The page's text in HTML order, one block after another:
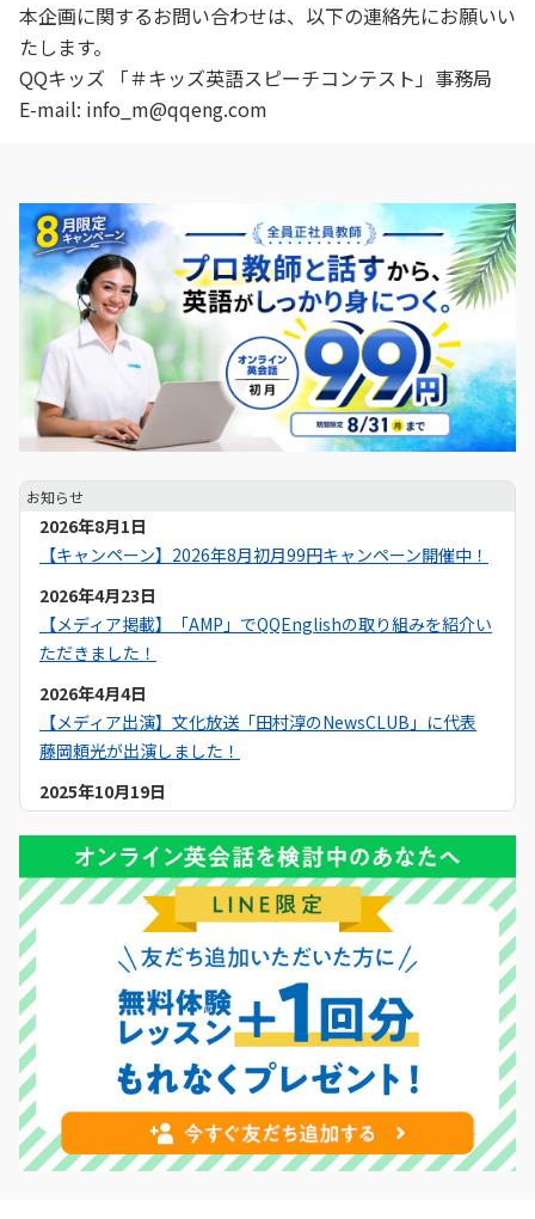
本企画に関するお問い合わせは、以下の連絡先にお願いい
たします。
QQキッズ 「＃キッズ英語スピーチコンテスト」事務局
E-mail: info_m@qqeng.com
お知らせ
2026年8月1日
【キャンペーン】2026年8月初月99円キャンペーン開催中！
2026年4月23日
【メディア掲載】「AMP」でQQEnglishの取り組みを紹介い
ただきました！
2026年4月4日
【メディア出演】文化放送「田村淳のNewsCLUB」に代表
藤岡頼光が出演しました！
2025年10月19日
について紹介いただきました！
2025年9月19日
【メディア掲載】NNA ASIAでQQEnglishのセブ島留学につ
いて紹介いただきました！
2025年9月6日
【メディア掲載】日本経済新聞でQQEnglishのセブ島留学に
ついて紹介いただきました！
2025年9月1日
【キャンペーン】2025年9月初月0円キャンペーン開催中！
2025年8月11日